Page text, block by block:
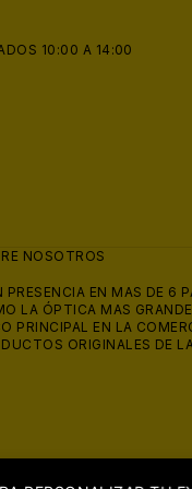
10:00 A 14:00
NOSOTROS
PRESENCIA EN MAS DE 6
LA ÓPTICA MAS
PRINCIPAL EN LA
ORIGINALES DE